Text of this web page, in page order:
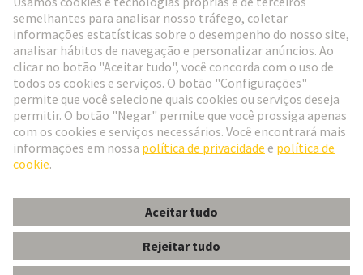
Social Media
Portugal Português
© Grupo de Tecnologia HARTING
ImprimirPolítica de Privacidade